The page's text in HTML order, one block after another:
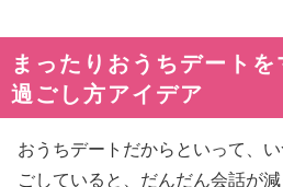
まったりおうちデート
過ごし方アイデア
おうちデートだからといって、
ごしていると、だんだん会話が